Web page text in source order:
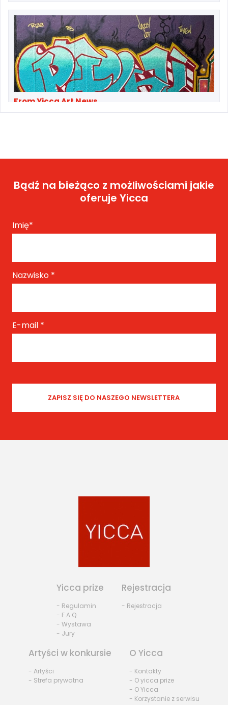
From Yicca Art News
Original MSK—Manhattan Subway Kings—
From Yicca Art Shop
Les Fleurs du Mal
Bądź na bieżąco z możliwościami jakie
oferuje Yicca
Imię*
Nazwisko *
E-mail *
Yicca prize
- Regulamin
- F.A.Q.
- Wystawa
- Jury
Rejestracja
- Rejestracja
Artyści w konkursie
- Artyści
- Strefa prywatna
O Yicca
- Kontakty
- O yicca prize
- O Yicca
- Korzystanie z serwisu